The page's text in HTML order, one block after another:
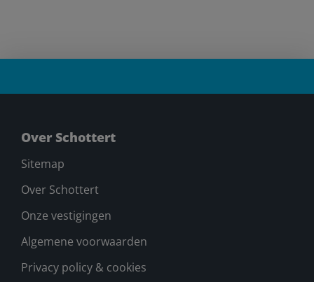
Over Schottert
Sitemap
Over Schottert
Onze vestigingen
Algemene voorwaarden
Privacy policy & cookies